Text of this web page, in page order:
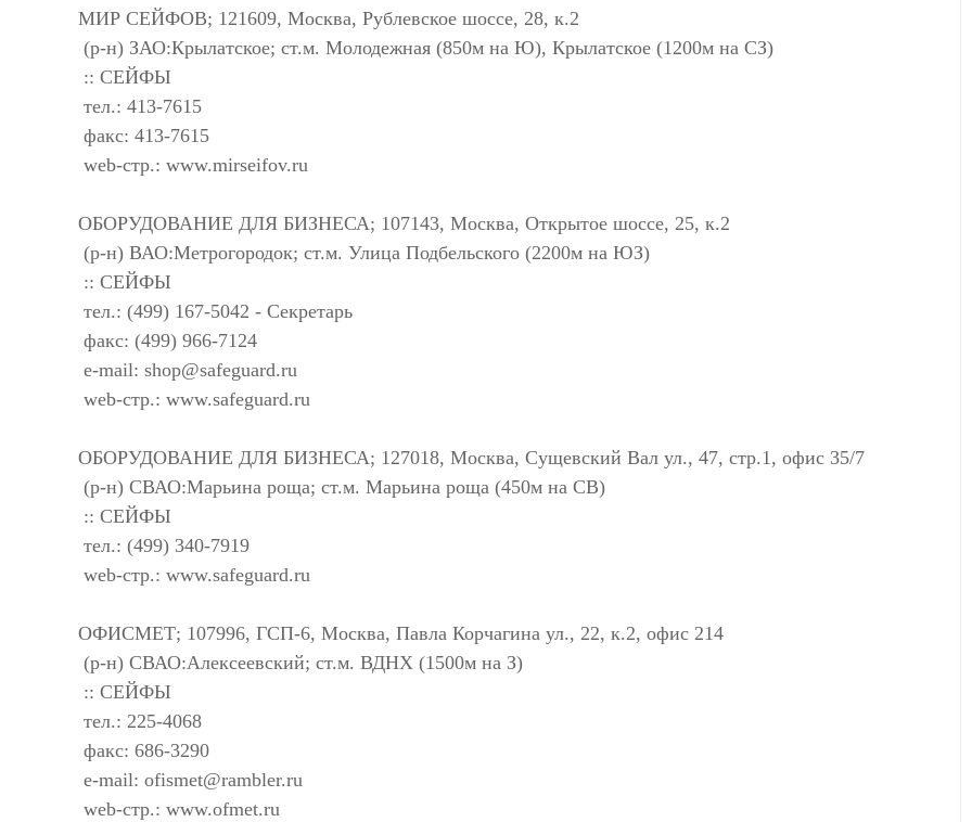
МИР СЕЙФОВ; 121609, Москва, Рублевское шоссе, 28, к.2
(р-н) ЗАО:Крылатское; ст.м. Молодежная (850м на Ю), Крылатское (1200м на СЗ)
:: СЕЙФЫ
тел.: 413-7615
факс: 413-7615
web-стр.: www.mirseifov.ru
ОБОРУДОВАНИЕ ДЛЯ БИЗНЕСА; 107143, Москва, Открытое шоссе, 25, к.2
(р-н) ВАО:Метрогородок; ст.м. Улица Подбельского (2200м на ЮЗ)
:: СЕЙФЫ
тел.: (499) 167-5042 - Секретарь
факс: (499) 966-7124
e-mail: shop@safeguard.ru
web-стр.: www.safeguard.ru
ОБОРУДОВАНИЕ ДЛЯ БИЗНЕСА; 127018, Москва, Сущевский Вал ул., 47, стр.1, офис 35/7
(р-н) СВАО:Марьина роща; ст.м. Марьина роща (450м на СВ)
:: СЕЙФЫ
тел.: (499) 340-7919
web-стр.: www.safeguard.ru
ОФИСМЕТ; 107996, ГСП-6, Москва, Павла Корчагина ул., 22, к.2, офис 214
(р-н) СВАО:Алексеевский; ст.м. ВДНХ (1500м на З)
:: СЕЙФЫ
тел.: 225-4068
факс: 686-3290
e-mail: ofismet@rambler.ru
web-стр.: www.ofmet.ru